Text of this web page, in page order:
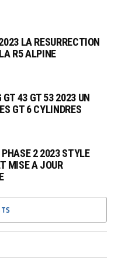
LA RESURRECTION
R5 ALPINE
GT 43 GT 53 2023 UN
GT 6 CYLINDRES
PHASE 2 2023 STYLE
MISE A JOUR